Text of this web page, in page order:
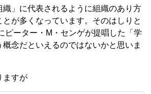
織」に代表されるように組織のあり方
が多くなっています。そのはしりと
ピーター・M・センゲが提唱した「学
念だといえるのではないかと思いま
ますが